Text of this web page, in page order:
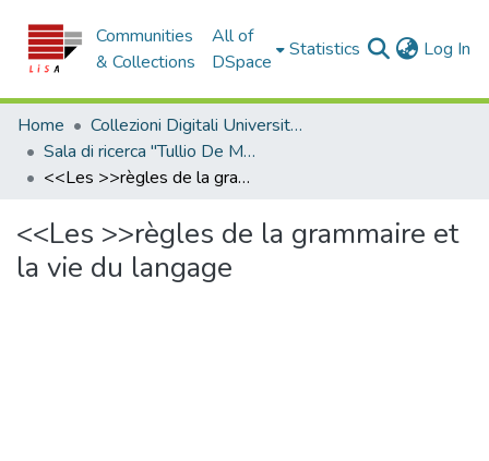
Communities
& Collections
All of
DSpace
Statistics Log In
Home
Collezioni Digitali Università della Calabria
Sala di ricerca "Tullio De Mauro"
<<Les >>règles de la grammaire et la vie du langage
<<Les >>règles de la grammaire et
la vie du langage